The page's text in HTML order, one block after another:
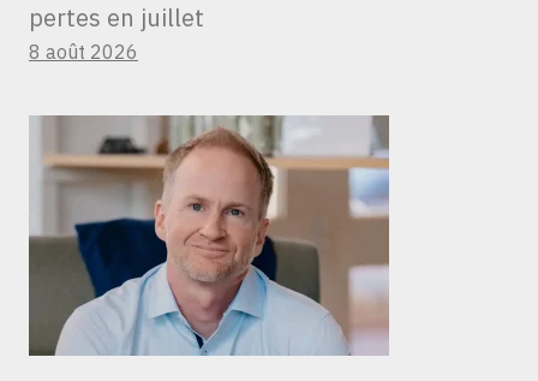
pertes en juillet
8 août 2026